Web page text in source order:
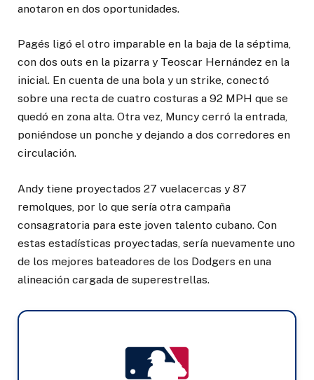
anotaron en dos oportunidades.
Pagés ligó el otro imparable en la baja de la séptima,
con dos outs en la pizarra y Teoscar Hernández en la
inicial. En cuenta de una bola y un strike, conectó
sobre una recta de cuatro costuras a 92 MPH que se
quedó en zona alta. Otra vez, Muncy cerró la entrada,
poniéndose un ponche y dejando a dos corredores en
circulación.
Andy tiene proyectados 27 vuelacercas y 87
remolques, por lo que sería otra campaña
consagratoria para este joven talento cubano. Con
estas estadísticas proyectadas, sería nuevamente uno
de los mejores bateadores de los Dodgers en una
alineación cargada de superestrellas.